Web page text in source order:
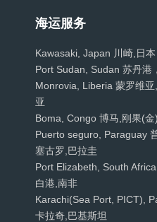
海运服务
Kawasaki, Japan 川崎,日本
Port Sudan, Sudan 苏丹港
Monrovia, Liberia 蒙罗维亚
亚
Boma, Congo 博马,刚果(金)
Puerto seguro, Paraguay
塞古罗,巴拉圭
Port Elizabeth, South
白港,南非
Karachi(Sea Port, PICT),
卡拉奇,巴基斯坦